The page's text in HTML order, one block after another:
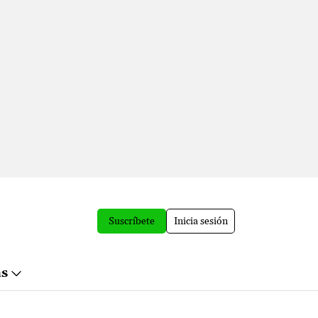
Suscríbete Inicia sesión